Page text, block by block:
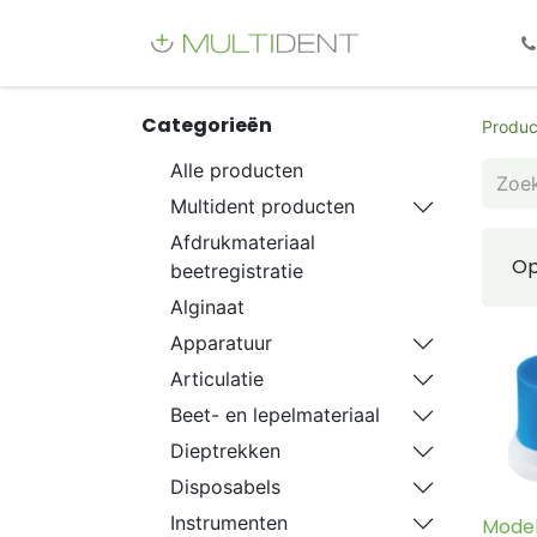
Categorieën
Alle producten
Multident producten
Afdrukmateriaal
beetregistratie
Alginaat
Apparatuur
Articulatie
Beet- en lepelmateriaal
Dieptrekken
Disposabels
Instrumenten